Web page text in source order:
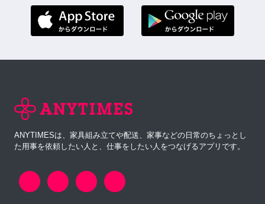
ANYTIMESは、家具組み立てや配送、家事などの日常のちょっとし
た用事を依頼したい人と、仕事をしたい人をつなげるアプリです。